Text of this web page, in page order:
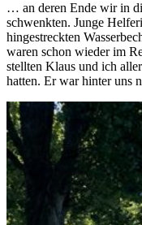
… an deren Ende wir in
schwenkten. Junge
hingestreckten
waren schon wieder im
stellten Klaus und ich
hatten. Er war hinter uns